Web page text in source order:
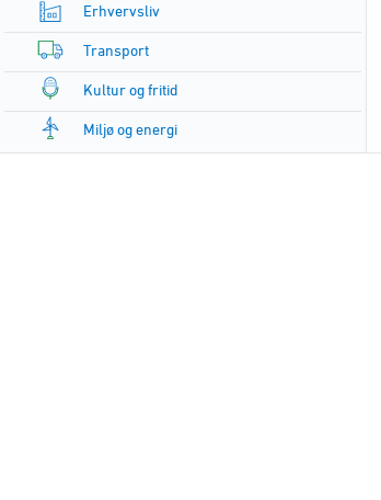
Erhvervsliv
Transport
Kultur og fritid
Miljø og energi